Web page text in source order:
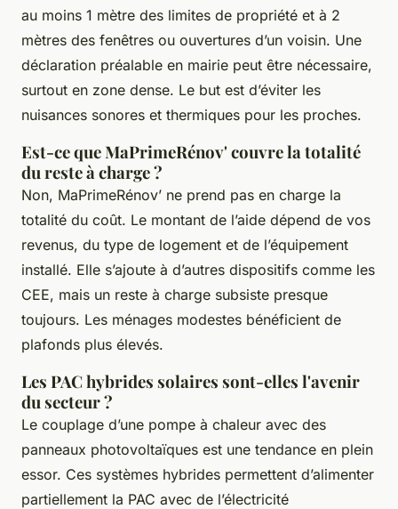
au moins 1 mètre des limites de propriété et à 2
mètres des fenêtres ou ouvertures d’un voisin. Une
déclaration préalable en mairie peut être nécessaire,
surtout en zone dense. Le but est d’éviter les
nuisances sonores et thermiques pour les proches.
Est-ce que MaPrimeRénov' couvre la totalité
du reste à charge ?
Non, MaPrimeRénov’ ne prend pas en charge la
totalité du coût. Le montant de l’aide dépend de vos
revenus, du type de logement et de l’équipement
installé. Elle s’ajoute à d’autres dispositifs comme les
CEE, mais un reste à charge subsiste presque
toujours. Les ménages modestes bénéficient de
plafonds plus élevés.
Les PAC hybrides solaires sont-elles l'avenir
du secteur ?
Le couplage d’une pompe à chaleur avec des
panneaux photovoltaïques est une tendance en plein
essor. Ces systèmes hybrides permettent d’alimenter
partiellement la PAC avec de l’électricité